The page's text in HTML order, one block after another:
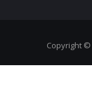
Copyright ©